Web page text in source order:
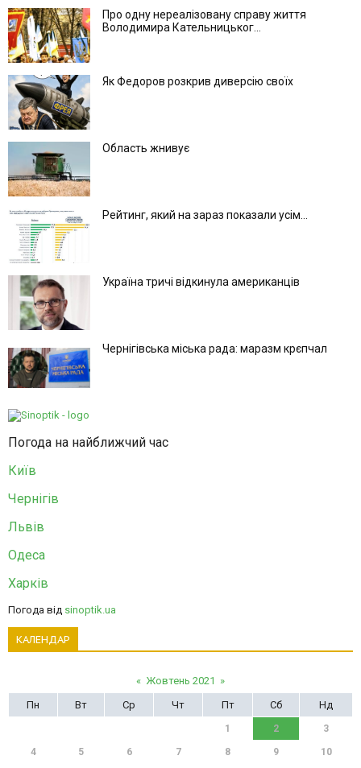
Про одну нереалізовану справу життя
Володимира Кательницьког...
Як Федоров розкрив диверсію своїх
Область жнивує
Рейтинг, який на зараз показали усім...
Україна тричі відкинула американців
Чернігівська міська рада: маразм крєпчал
Погода на найближчий час
Київ
Чернігів
Львів
Одеса
Харків
Погода від sinoptik.ua
КАЛЕНДАР
« Жовтень 2021 »
Пн
Вт Ср Чт Пт Сб Нд
1 2 3
4 5 6 7 8 9 10